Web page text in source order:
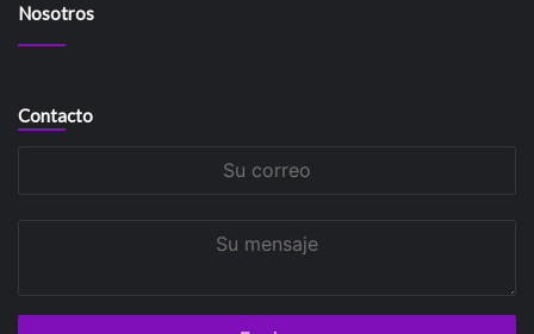
Nosotros
Contacto